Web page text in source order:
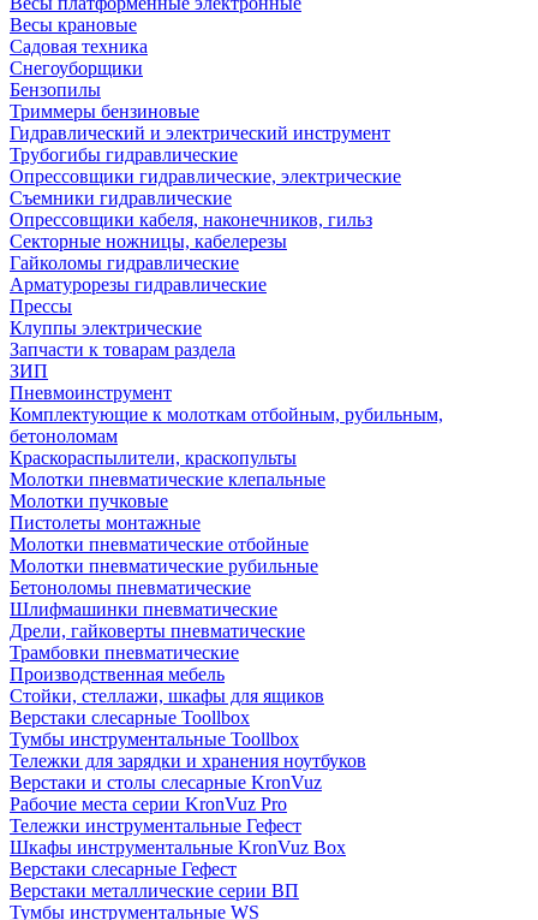
Весы крановые
Садовая техника
Снегоуборщики
Бензопилы
Триммеры бензиновые
Гидравлический и электрический инструмент
Трубогибы гидравлические
Опрессовщики гидравлические, электрические
Съемники гидравлические
Опрессовщики кабеля, наконечников, гильз
Секторные ножницы, кабелерезы
Гайколомы гидравлические
Арматурорезы гидравлические
Прессы
Клуппы электрические
Запчасти к товарам раздела
ЗИП
Пневмоинструмент
Комплектующие к молоткам отбойным, рубильным,
бетоноломам
Краскораспылители, краскопульты
Молотки пневматические клепальные
Молотки пучковые
Пистолеты монтажные
Молотки пневматические отбойные
Молотки пневматические рубильные
Бетоноломы пневматические
Шлифмашинки пневматические
Дрели, гайковерты пневматические
Трамбовки пневматические
Производственная мебель
Стойки, стеллажи, шкафы для ящиков
Верстаки слесарные Toollbox
Тумбы инструментальные Toollbox
Тележки для зарядки и хранения ноутбуков
Верстаки и столы слесарные KronVuz
Рабочие места серии KronVuz Pro
Тележки инструментальные Гефест
Шкафы инструментальные KronVuz Box
Верстаки слесарные Гефест
Верстаки металлические серии ВП
Тумбы инструментальные WS